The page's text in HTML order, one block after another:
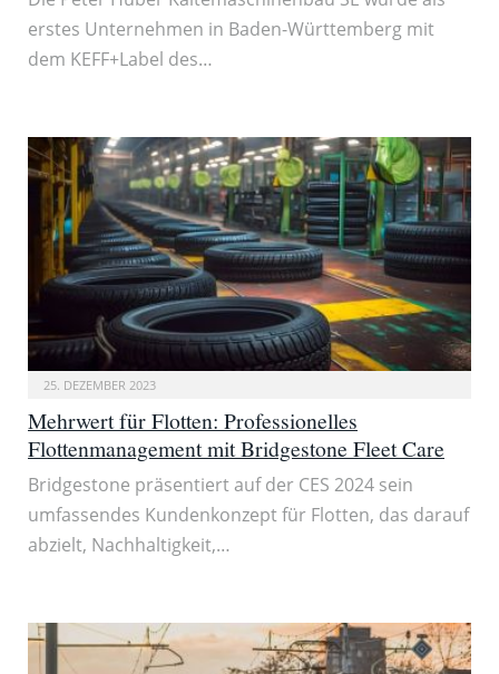
erstes Unternehmen in Baden-Württemberg mit
dem KEFF+Label des…
25. DEZEMBER 2023
Mehrwert für Flotten: Professionelles
Flottenmanagement mit Bridgestone Fleet Care
Bridgestone präsentiert auf der CES 2024 sein
umfassendes Kundenkonzept für Flotten, das darauf
abzielt, Nachhaltigkeit,…